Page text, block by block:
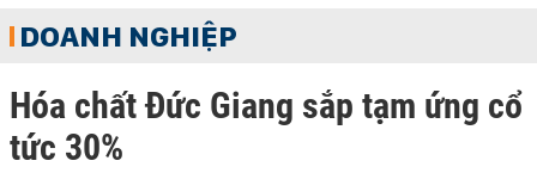
DOANH NGHIỆP
Hóa chất Đức Giang sắp tạm ứng cổ
tức 30%